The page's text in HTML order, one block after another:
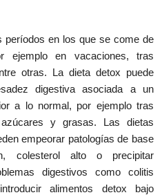
períodos en los que se come de
ejemplo en vacaciones, tras
otras. La dieta detox puede
digestiva asociada a un
a lo normal, por ejemplo tras
y grasas. Las dietas
empeorar patologías de base
colesterol alto o precipitar
digestivos como colitis
alimentos detox bajo